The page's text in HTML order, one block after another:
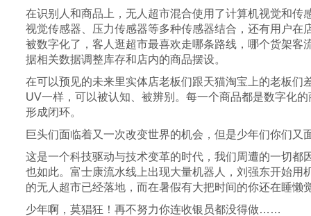
在识别人和商品上，无人超市混合使用了计算机视觉和
视觉传感器、压力传感器等多种传感器结合，还有用户
被数字化了，客人逛超市最喜欢走哪条路线，哪个货架
据相关数据调整库存和店内的商品摆设。
在可以预见的未来里实体店老板们跟天猫淘宝上的老板
UV一样，可以被认知、被辨别。每一个商品都是数字化
形成闭环。
巨头们面临着又一次改变世界的机会，但是少年们你们又
这是一个科技驱动与技术变革的时代，我们周遭的一切
也如此。富士康流水线上出现大量机器人，刘强东开始
的无人超市已经落地，而在暑假有大把时间的你还在睡懒
少年啊，莫猖狂！再不努力你连收银员都没得做……